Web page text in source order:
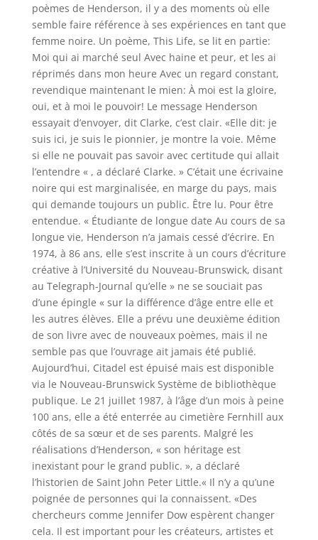
poèmes de Henderson, il y a des moments où elle
semble faire référence à ses expériences en tant que
femme noire. Un poème, This Life, se lit en partie:
Moi qui ai marché seul Avec haine et peur, et les ai
réprimés dans mon heure Avec un regard constant,
revendique maintenant le mien: À moi est la gloire,
oui, et à moi le pouvoir! Le message Henderson
essayait d’envoyer, dit Clarke, c’est clair. «Elle dit: je
suis ici, je suis le pionnier, je montre la voie. Même
si elle ne pouvait pas savoir avec certitude qui allait
l’entendre « , a déclaré Clarke. » C’était une écrivaine
noire qui est marginalisée, en marge du pays, mais
qui demande toujours un public. Être lu. Pour être
entendue. « Étudiante de longue date Au cours de sa
longue vie, Henderson n’a jamais cessé d’écrire. En
1974, à 86 ans, elle s’est inscrite à un cours d’écriture
créative à l’Université du Nouveau-Brunswick, disant
au Telegraph-Journal qu’elle » ne se souciait pas
d’une épingle « sur la différence d’âge entre elle et
les autres élèves. Elle a prévu une deuxième édition
de son livre avec de nouveaux poèmes, mais il ne
semble pas que l’ouvrage ait jamais été publié.
Aujourd’hui, Citadel est épuisé mais est disponible
via le Nouveau-Brunswick Système de bibliothèque
publique. Le 21 juillet 1987, à l’âge d’un mois à peine
100 ans, elle a été enterrée au cimetière Fernhill aux
côtés de sa sœur et de ses parents. Malgré les
réalisations d’Henderson, « son héritage est
inexistant pour le grand public. », a déclaré
l’historien de Saint John Peter Little.« Il n’y a qu’une
poignée de personnes qui la connaissent. «Des
chercheurs comme Jennifer Dow espèrent changer
cela. Il est important pour les créateurs, artistes et